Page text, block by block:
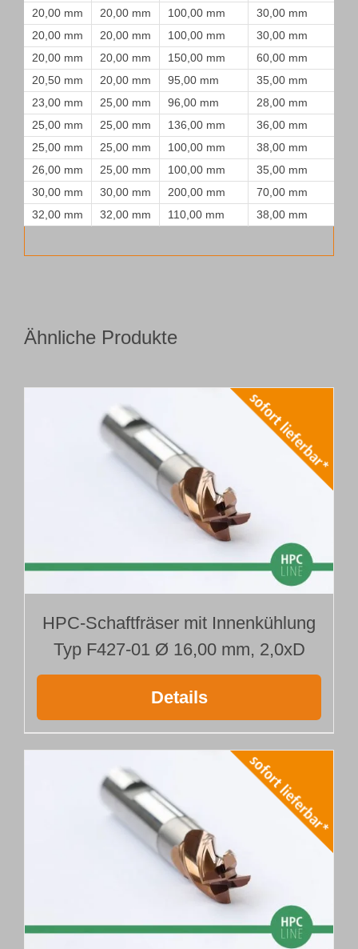
20,00 mm
20,00 mm 100,00 mm
30,00 mm
20,00 mm
20,00 mm 100,00 mm
30,00 mm
20,00 mm
20,00 mm 150,00 mm
60,00 mm
20,50 mm
20,00 mm 95,00 mm
35,00 mm
23,00 mm
25,00 mm 96,00 mm
28,00 mm
25,00 mm
25,00 mm 136,00 mm
36,00 mm
25,00 mm
25,00 mm 100,00 mm
38,00 mm
26,00 mm
25,00 mm 100,00 mm
35,00 mm
30,00 mm
30,00 mm 200,00 mm
70,00 mm
32,00 mm
32,00 mm 110,00 mm 38,00 mm
Ähnliche Produkte
HPC-Schaftfräser mit Innenkühlung
Typ F427-01 Ø 16,00 mm, 2,0xD
Details